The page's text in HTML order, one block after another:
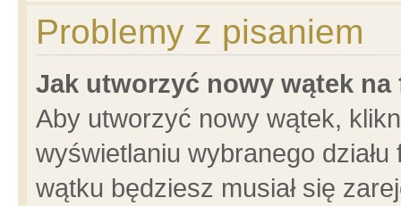
Problemy z pisaniem
Jak utworzyć nowy wątek na
Aby utworzyć nowy wątek,
wyświetlaniu wybranego
wątku będziesz musiał się